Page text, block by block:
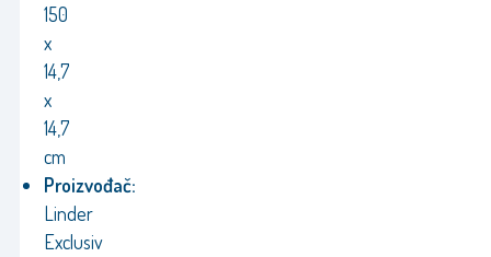
150
x
14,7
x
14,7
cm
Proizvođač:
Linder
Exclusiv